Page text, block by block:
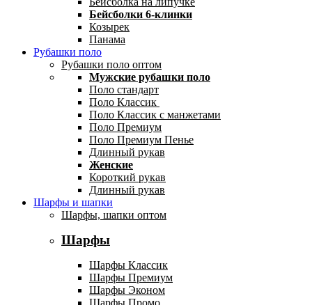
Бейсболки 6-клинки
Козырек
Панама
Рубашки поло
Рубашки поло оптом
Мужские рубашки поло
Поло стандарт
Поло Классик
Поло Классик с манжетами
Поло Премиум
Поло Премиум Пенье
Длинный рукав
Женские
Короткий рукав
Длинный рукав
Шарфы и шапки
Шарфы, шапки оптом
Шарфы
Шарфы Классик
Шарфы Премиум
Шарфы Эконом
Шарфы Промо